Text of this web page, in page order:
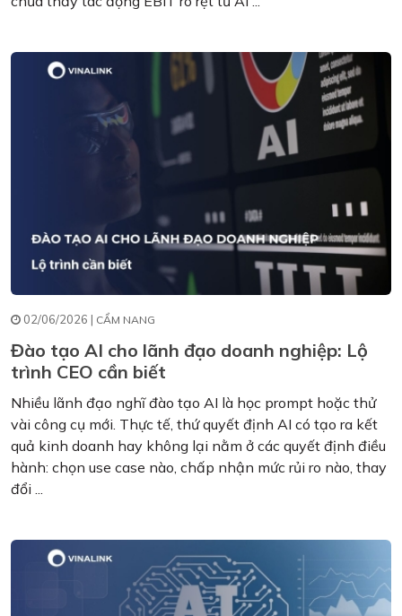
02/06/2026 | CẨM NANG
Đào tạo AI cho lãnh đạo doanh nghiệp: Lộ
trình CEO cần biết
Nhiều lãnh đạo nghĩ đào tạo AI là học prompt hoặc thử
vài công cụ mới. Thực tế, thứ quyết định AI có tạo ra kết
quả kinh doanh hay không lại nằm ở các quyết định điều
hành: chọn use case nào, chấp nhận mức rủi ro nào, thay
đổi ...